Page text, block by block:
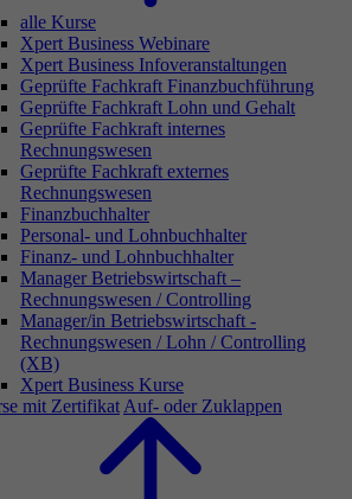
alle Kurse
Xpert Business Webinare
Xpert Business Infoveranstaltungen
Geprüfte Fachkraft Finanzbuchführung
Geprüfte Fachkraft Lohn und Gehalt
Geprüfte Fachkraft internes
Rechnungswesen
Geprüfte Fachkraft externes
Rechnungswesen
Finanzbuchhalter
Personal- und Lohnbuchhalter
Finanz- und Lohnbuchhalter
Manager Betriebswirtschaft –
Rechnungswesen / Controlling
Manager/in Betriebswirtschaft -
Rechnungswesen / Lohn / Controlling
(XB)
Xpert Business Kurse
mit Zertifikat Auf- oder Zuklappen